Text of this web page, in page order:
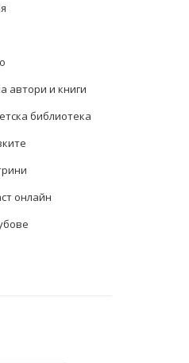
автори и книги
библиотека
онлайн